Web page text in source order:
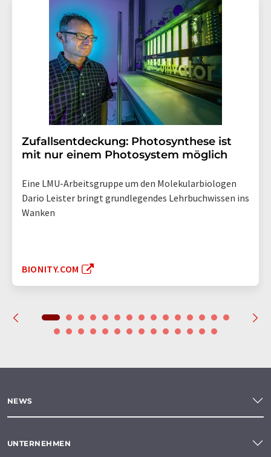
Zufallsentdeckung: Photosynthese ist
mit nur einem Photosystem möglich
Eine LMU-Arbeitsgruppe um den Molekularbiologen
Dario Leister bringt grundlegendes Lehrbuchwissen ins
Wanken
BIONITY.COM
NEWS
UNTERNEHMEN